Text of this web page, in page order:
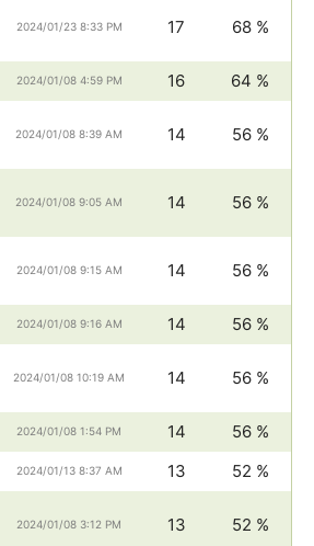
2024/01/23 8:33 PM 17 68 %
2024/01/08 4:59 PM 16 64 %
2024/01/08 8:39 AM 14 56 %
2024/01/08 9:05 AM 14 56 %
2024/01/08 9:15 AM 14 56 %
2024/01/08 9:16 AM 14 56 %
2024/01/08 10:19 AM 14 56 %
2024/01/08 1:54 PM 14
56 %
2024/01/13 8:37 AM 13 52 %
2024/01/08 3:12 PM 13 52 %